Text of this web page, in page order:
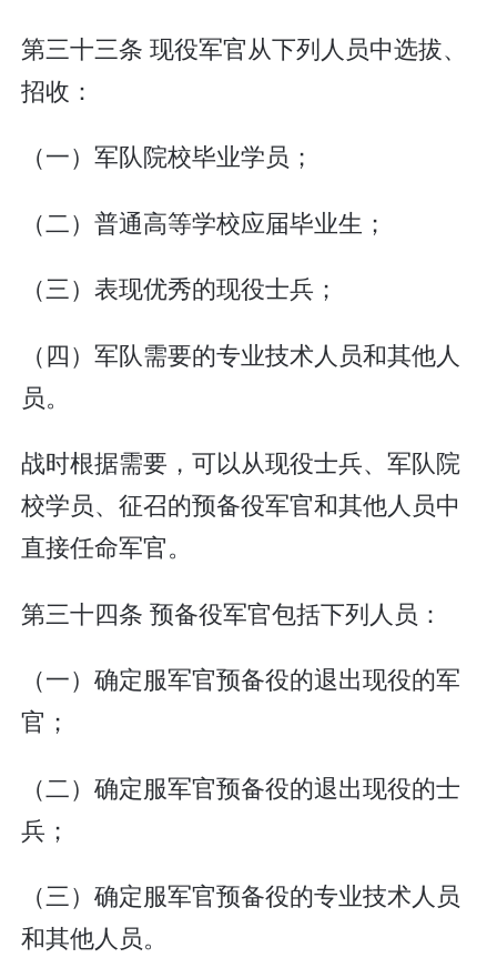
第三十三条 现役军官从下列人员中选拔、
招收：
（一）军队院校毕业学员；
（二）普通高等学校应届毕业生；
（三）表现优秀的现役士兵；
（四）军队需要的专业技术人员和其他人
员。
战时根据需要，可以从现役士兵、军队院
校学员、征召的预备役军官和其他人员中
直接任命军官。
第三十四条 预备役军官包括下列人员：
（一）确定服军官预备役的退出现役的军
官；
（二）确定服军官预备役的退出现役的士
兵；
（三）确定服军官预备役的专业技术人员
和其他人员。